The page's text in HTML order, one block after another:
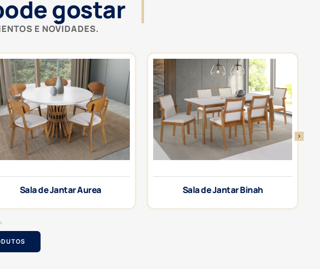
gostar
E NOVIDADES.
Sala de Jantar Aurea Sala de Jantar Binah